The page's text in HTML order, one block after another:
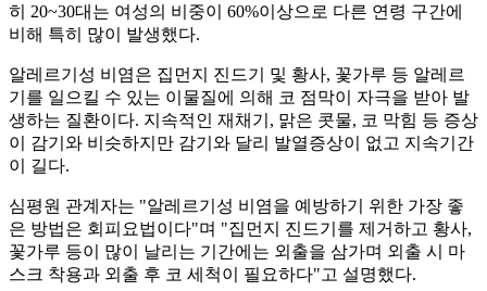
히 20~30대는 여성의 비중이 60%이상으로 다른 연령 구간에
비해 특히 많이 발생했다.
알레르기성 비염은 집먼지 진드기 및 황사, 꽃가루 등 알레르
기를 일으킬 수 있는 이물질에 의해 코 점막이 자극을 받아 발
생하는 질환이다. 지속적인 재채기, 맑은 콧물, 코 막힘 등 증상
이 감기와 비슷하지만 감기와 달리 발열증상이 없고 지속기간
이 길다.
심평원 관계자는 "알레르기성 비염을 예방하기 위한 가장 좋
은 방법은 회피요법이다"며 "집먼지 진드기를 제거하고 황사,
꽃가루 등이 많이 날리는 기간에는 외출을 삼가며 외출 시 마
스크 착용과 외출 후 코 세척이 필요하다"고 설명했다.